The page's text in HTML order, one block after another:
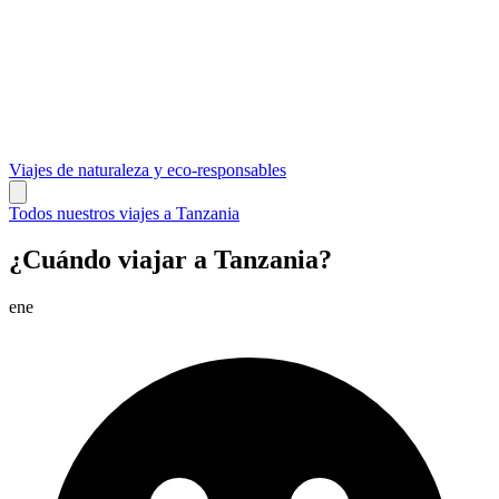
Viajes de naturaleza y eco-responsables
Todos nuestros viajes a Tanzania
¿Cuándo viajar a Tanzania?
ene